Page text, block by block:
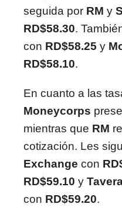
seguida por RM y
RD$58.30.
con RD$58.25 y
RD$58.10.
En cuanto a las
Moneycorps
mientras que RM
cotización. Les
Exchange con
RD$59.10 y
con RD$59.20.